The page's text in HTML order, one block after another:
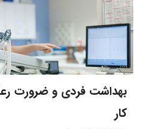
بهداشت فردی و ضرورت
کار